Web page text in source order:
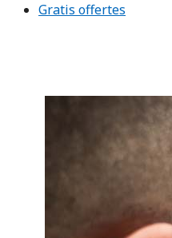
Gratis offertes